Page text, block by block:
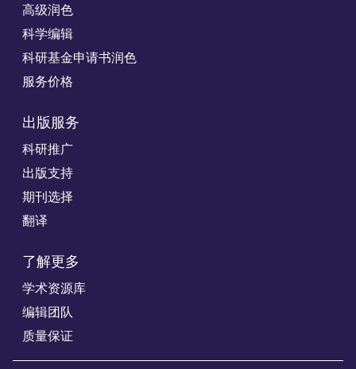
高级润色
科学编辑
科研基金申请书润色
服务价格
出版服务
科研推广
出版支持
期刊选择
翻译
了解更多
学术资源库
编辑团队
质量保证